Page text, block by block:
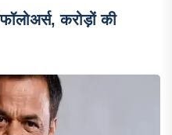
करोड़ों की